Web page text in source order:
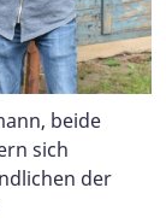
beide
sich
der
der
der Bergvilla
und